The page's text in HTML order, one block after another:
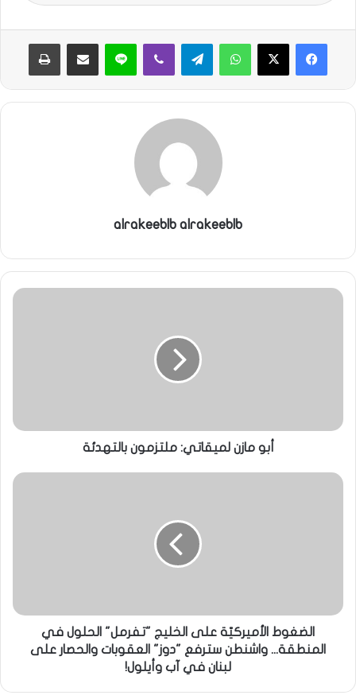
واتساب لاين
alrakeeblb alrakeeblb
أبو مازن لميقاتي: ملتزمون بالتهدئة
الضغوط الأميركيّة على الخليج "تفرمل" الحلول في
المنطقة... واشنطن سترفع "دوز" العقوبات والحصار على
لبنان في آب وأيلول!